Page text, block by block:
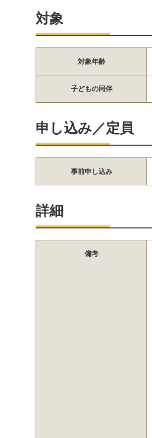
対象
対象年齢
子どもの同伴
申し込み／定員
事前申し込み
詳細
備考